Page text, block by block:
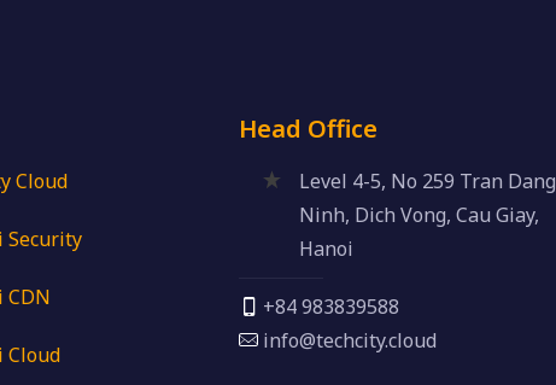
Cloud
Security
CDN
Cloud
Head Office
Level 4-5, No 259 Tran Dang
Ninh, Dich Vong, Cau Giay,
Hanoi
+84 983839588
info@techcity.cloud